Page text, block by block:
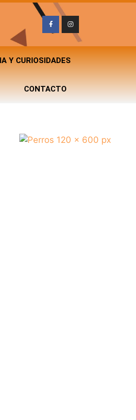
Y CURIOSIDADES
CONTACTO